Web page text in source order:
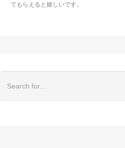
てもらえると嬉しいです。